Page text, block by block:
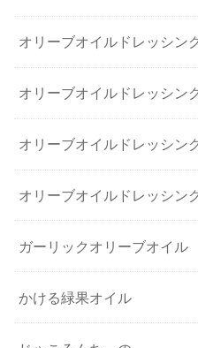
オリーブオイルドレッシン
オリーブオイルドレッシン
オリーブオイルドレッシン
オリーブオイルドレッシン
ガーリックオリーブオイル
かける緑果オイル